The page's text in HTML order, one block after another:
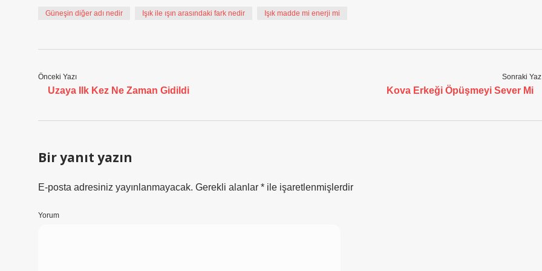
Güneşin diğer adı nedir Işık ile ışın arasındaki fark nedir Işık madde mi enerji mi
Önceki Yazı
Uzaya Ilk Kez Ne Zaman Gidildi
Sonraki
Kova Erkeği Öpüşmeyi Sever Mi
Bir yanıt yazın
E-posta adresiniz yayınlanmayacak. Gerekli alanlar * ile işaretlenmişlerdir
Yorum